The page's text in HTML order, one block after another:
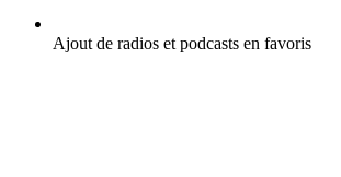
Ajout de radios et podcasts en favoris